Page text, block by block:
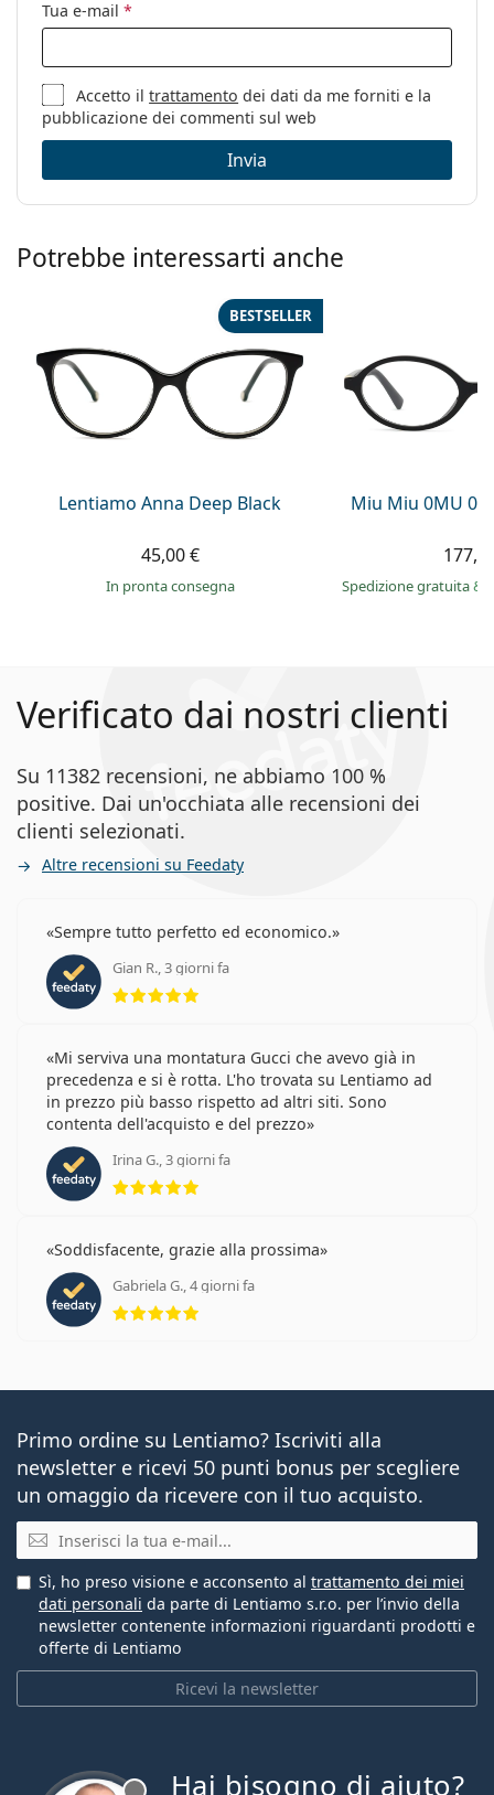
Categorie:
Occhiali da vista
Marca:
Tua e-mail *
Accetto iltrattamento dei dati da me forniti e la
pubblicazione dei commenti sul web
Invia
Potrebbe interessarti anche
Lentiamo Anna Deep Black
BESTSELLER
45,00 €
in pronta consegna
Miu Miu 0MU
Spedizione gratuita&
Verificato dai nostri clienti
Su 11382 recensioni, ne abbiamo 100 %
positive. Dai un'occhiata alle recensioni dei
clienti selezionati.
Altre recensioni su Feedaty
Sempre tutto perfetto ed economico.
Gian R., 3 giorni fa
Mi serviva una montatura Gucci che avevo già in
precedenza e si è rotta. L'ho trovata su Lentiamo ad
in prezzo più basso rispetto ad altri siti. Sono
contenta dell'acquisto e del prezzo
Irina G., 3 giorni fa
Soddisfacente, grazie alla prossima
Gabriela G., 4 giorni fa
valutazione 5 di 5
Primo ordine su Lentiamo? Iscriviti alla
newsletter e ricevi 50 punti bonus per scegliere
un omaggio da ricevere con il tuo acquisto.
E-mail
Ricevi la newsletter
Sì, ho preso visione e acconsento al trattamento dei miei
dati personali da parte di Lentiamo s.r.o. per l’invio della
newsletter contenente informazioni riguardanti prodotti e
offerte di Lentiamo
Hai bisogno di aiuto?